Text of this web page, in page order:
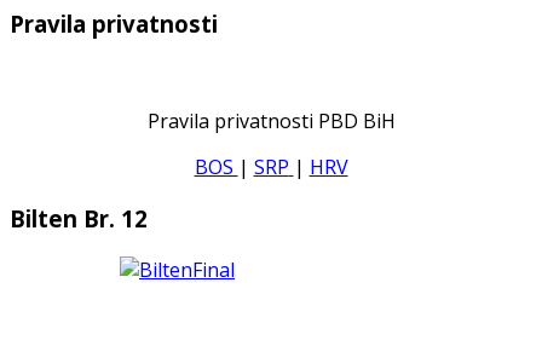
Pravila privatnosti
Pravila privatnosti PBD BiH
BOS | SRP | HRV
Bilten Br. 12